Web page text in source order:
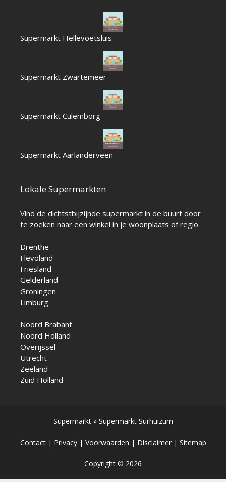
Supermarkt Hellevoetsluis
Supermarkt Zwartemeer
Supermarkt Culemborg
Supermarkt Aarlanderveen
Lokale Supermarkten
Vind de dichtstbijzijnde supermarkt in de buurt door
te zoeken naar een winkel in je woonplaats of regio.
Drenthe
Flevoland
Friesland
Gelderland
Groningen
Limburg
Noord Brabant
Noord Holland
Overijssel
Utrecht
Zeeland
Zuid Holland
Supermarkt» Supermarkt Surhuizum
Contact| Privacy| Voorwaarden | Disclaimer| Sitemap
Copyright © 2026